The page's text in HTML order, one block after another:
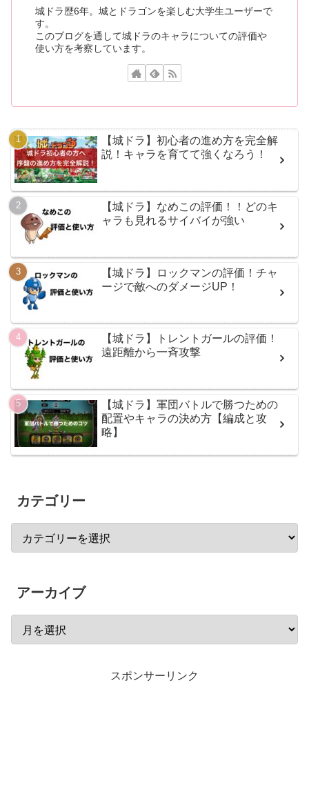
城ドラ歴6年。城とドラゴンを楽しむ大学生ユーザーで
す。
このブログを通して城ドラのキャラについての評価や
使い方を考察しています。
【城ドラ】初心者の進め方を完全解
説！キャラを育てて強くなろう！
【城ドラ】なめこの評価！！どのキ
ャラも見れるサイバイが強い
【城ドラ】ロックマンの評価！チャ
ージで敵へのダメージUP！
【城ドラ】トレントガールの評価！
遠距離から一斉攻撃
【城ドラ】軍団バトルで勝つための
配置やキャラの決め方【編成と攻
略】
カテゴリー
アーカイブ
スポンサーリンク